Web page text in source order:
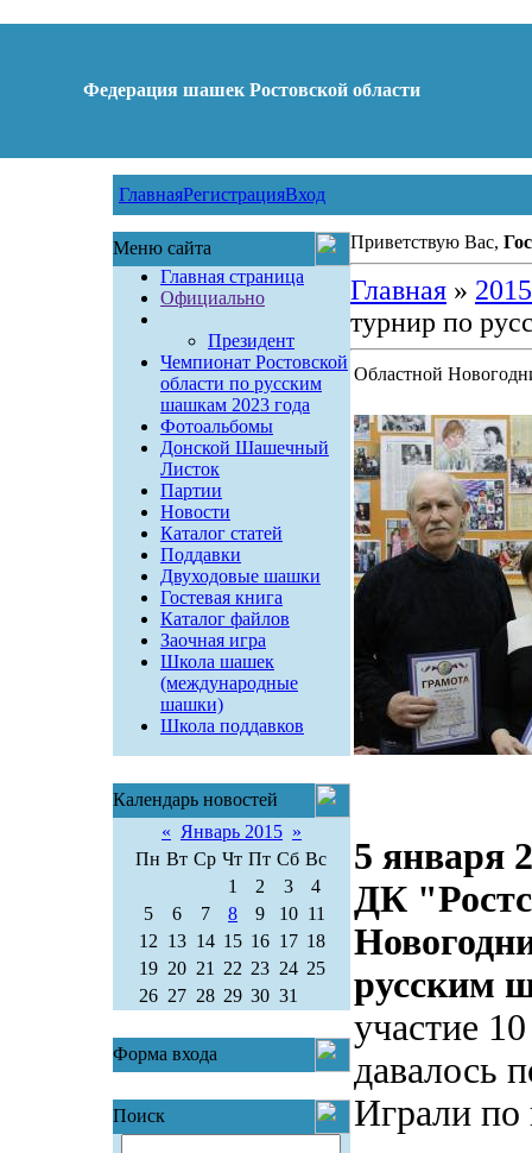
Федерация шашек Ростовской области
ГлавнаяРегистрацияВход
Меню сайта
Главная страница
Официально
Президент
Чемпионат Ростовской
области по русским
шашкам 2023 года
Фотоальбомы
Донской Шашечный
Листок
Партии
Новости
Каталог статей
Поддавки
Двуходовые шашки
Гостевая книга
Каталог файлов
Заочная игра
Школа шашек
(международные
шашки)
Школа поддавков
Календарь новостей
« Январь 2015 »
Пн Вт Ср Чт Пт Сб Вс
1
2 3
4
5
6 7 8 9 10 11
12 13 14 15 16 17 18
19 20 21 22 23 24 25
26 27 28 29 30 31
Форма входа
Поиск
Приветствую Вас,
Главная» 2015
турнир по
Областной
5 января
ДК
русским
участие
давалось
Играли по